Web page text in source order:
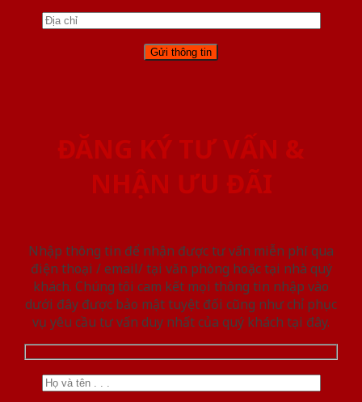
ĐĂNG KÝ TƯ VẤN &
NHẬN ƯU ĐÃI
Nhập thông tin để nhận được tư vấn miễn phí qua
điện thoại / email/ tại văn phòng hoặc tại nhà quý
khách. Chúng tôi cam kết mọi thông tin nhập vào
dưới đây được bảo mật tuyệt đối cũng như chỉ phục
vụ yêu cầu tư vấn duy nhất của quý khách tại đây.